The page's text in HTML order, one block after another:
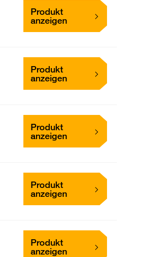
Produkt
anzeigen
Produkt
anzeigen
Produkt
anzeigen
Produkt
anzeigen
Produkt
anzeigen